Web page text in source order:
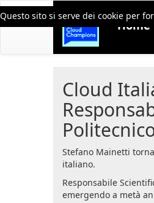
Questo sito si serve dei cookie per
Home
Cloud
Stefano Mainetti
italiano.
Responsabile
emergendo a metà